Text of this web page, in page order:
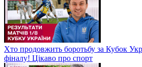
Хто продовжить боротьбу за Кубок
фіналу! Цікаво про спорт